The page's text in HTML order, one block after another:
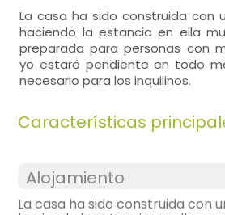
La casa ha sido construida con
haciendo la estancia en ella
preparada para personas con
yo estaré pendiente en todo
necesario para los inquilinos.
Características
Alojamiento
La casa ha sido construida con